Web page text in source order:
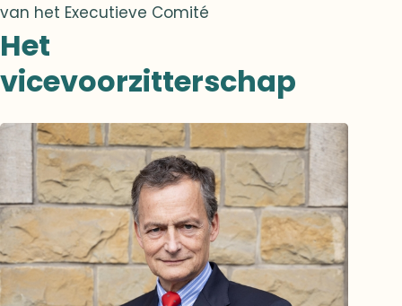
van het Executieve Comité
Het
vicevoorzitterschap